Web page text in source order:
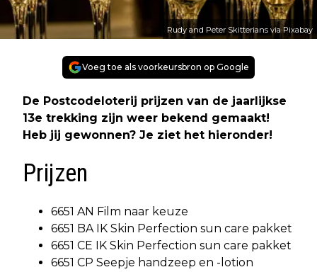
Rudy and Peter Skitterians via Pixabay
Voeg toe als voorkeursbron op Google
De Postcodeloterij prijzen van de jaarlijkse
13e trekking zijn weer bekend gemaakt!
Heb jij gewonnen? Je ziet het hieronder!
Prijzen
6651 AN Film naar keuze
6651 BA IK Skin Perfection sun care pakket
6651 CE IK Skin Perfection sun care pakket
6651 CP Seepje handzeep en -lotion